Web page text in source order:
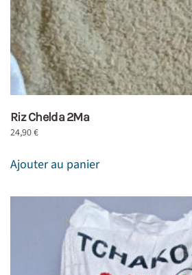
Riz Chelda 2Ma
24,90€
Ajouter au panier